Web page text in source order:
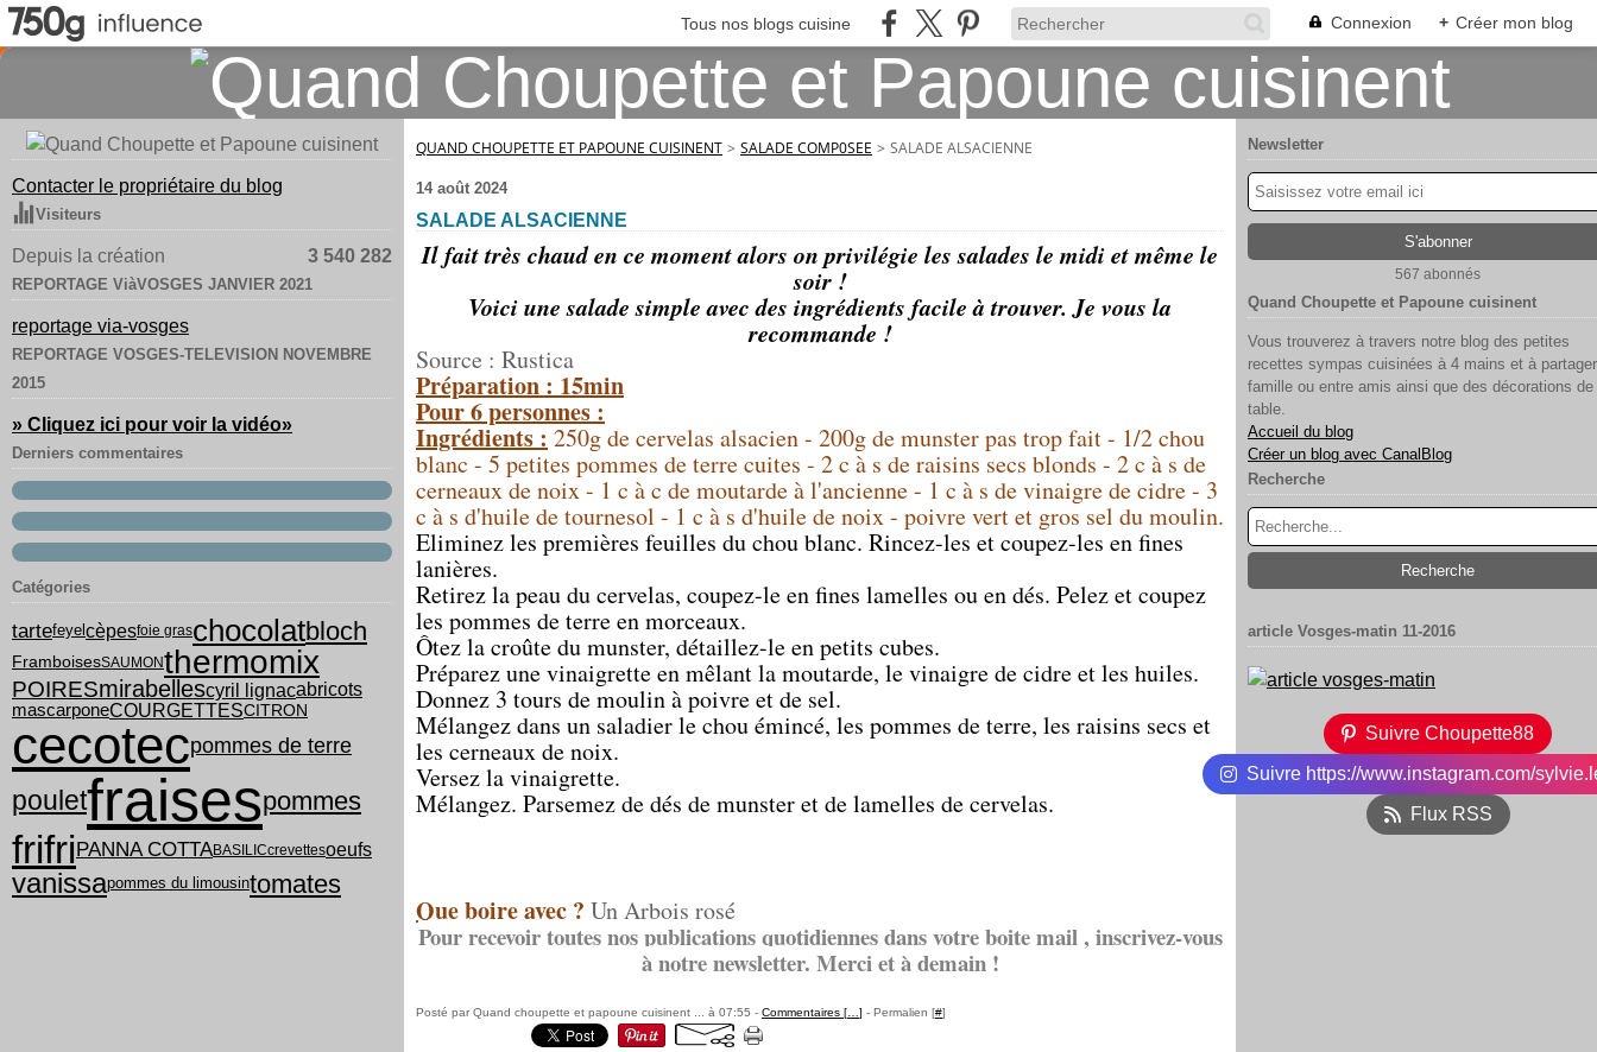
Tous nos blogs cuisine Connexion + Créer mon blog
Contacter le propriétaire du blog
Visiteurs
Depuis la création 3 540 282
REPORTAGE ViàVOSGES JANVIER 2021
reportage via-vosges
REPORTAGE VOSGES-TELEVISION NOVEMBRE
2015
» Cliquez ici pour voir la vidéo»
Derniers commentaires
Catégories
tartefeyel cèpesfoie graschocolatbloch
FramboisesSAUMONthermomix
POIRESmirabellescyril lignacabricots
mascarponeCOURGETTESCITRON
cecotecpommes de terre
pouletfraisespommes
frifriPANNA COTTABASILICcrevettesoeufs
vanissapommes du limousintomates
QUAND CHOUPETTE ET PAPOUNE CUISINENT > SALADE COMP0SEE > SALADE ALSACIENNE
14 août 2024
SALADE ALSACIENNE
Il fait très chaud en ce moment alors on privilégie les salades le midi et même le
soir !
Voici une salade simple avec des ingrédients facile à trouver. Je vous la
recommande !
Source : Rustica
Préparation : 15min
Pour 6 personnes :
Ingrédients : 250g de cervelas alsacien - 200g de munster pas trop fait - 1/2 chou
blanc - 5 petites pommes de terre cuites - 2 c à s de raisins secs blonds - 2 c à s de
cerneaux de noix - 1 c à c de moutarde à l'ancienne - 1 c à s de vinaigre de cidre - 3
c à s d'huile de tournesol - 1 c à s d'huile de noix - poivre vert et gros sel du moulin.
Eliminez les premières feuilles du chou blanc. Rincez-les et coupez-les en fines
lanières.
Retirez la peau du cervelas, coupez-le en fines lamelles ou en dés. Pelez et coupez
les pommes de terre en morceaux.
Ôtez la croûte du munster, détaillez-le en petits cubes.
Préparez une vinaigrette en mêlant la moutarde, le vinaigre de cidre et les huiles.
Donnez 3 tours de moulin à poivre et de sel.
Mélangez dans un saladier le chou émincé, les pommes de terre, les raisins secs et
les cerneaux de noix.
Versez la vinaigrette.
Mélangez. Parsemez de dés de munster et de lamelles de cervelas.
Que boire avec ? Un Arbois rosé
Pour recevoir toutes nos publications quotidiennes dans votre boite mail , inscrivez-vous
à notre newsletter. Merci et à demain !
Posté par Quand choupette et papoune cuisinent ... à 07:55 - Commentaires [ ] - Permalien [#]
Newsletter
567 abonnés
Quand Choupette et Papoune cuisinent
Vous trouverez à travers notre blog des petites
recettes sympas cuisinées à 4 mains et à
famille ou entre amis ainsi que des décorations de
table.
Accueil du blog
Créer un blog avec CanalBlog
Recherche
article Vosges-matin 11-2016
Suivre Choupette88
Suivre https://www.instagram.com/
Flux RSS